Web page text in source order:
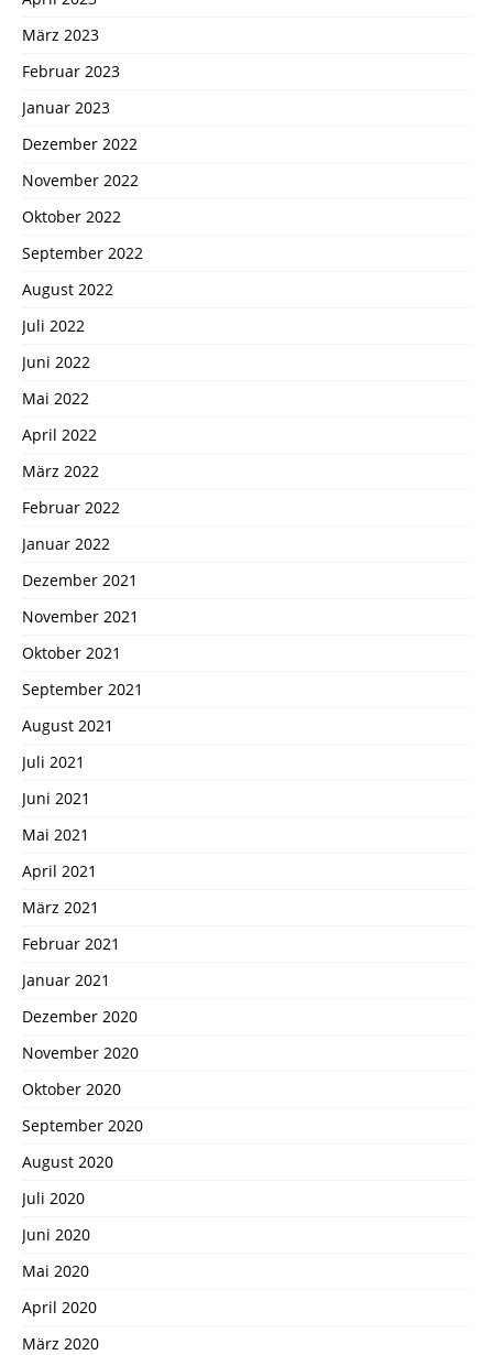
März 2023
Februar 2023
Januar 2023
Dezember 2022
November 2022
Oktober 2022
September 2022
August 2022
Juli 2022
Juni 2022
Mai 2022
April 2022
März 2022
Februar 2022
Januar 2022
Dezember 2021
November 2021
Oktober 2021
September 2021
August 2021
Juli 2021
Juni 2021
Mai 2021
April 2021
März 2021
Februar 2021
Januar 2021
Dezember 2020
November 2020
Oktober 2020
September 2020
August 2020
Juli 2020
Juni 2020
Mai 2020
April 2020
März 2020